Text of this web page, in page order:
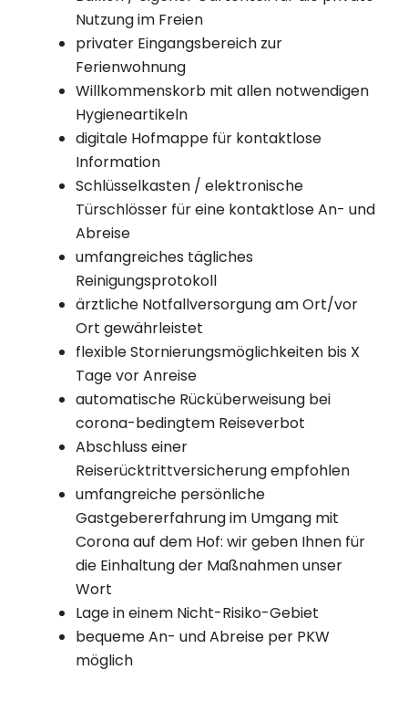
Nutzung im Freien
privater Eingangsbereich zur
Ferienwohnung
Willkommenskorb mit allen notwendigen
Hygieneartikeln
digitale Hofmappe für kontaktlose
Information
Schlüsselkasten / elektronische
Türschlösser für eine kontaktlose An- und
Abreise
umfangreiches tägliches
Reinigungsprotokoll
ärztliche Notfallversorgung am Ort/vor
Ort gewährleistet
flexible Stornierungsmöglichkeiten bis X
Tage vor Anreise
automatische Rücküberweisung bei
corona-bedingtem Reiseverbot
Abschluss einer
Reiserücktrittversicherung empfohlen
umfangreiche persönliche
Gastgebererfahrung im Umgang mit
Corona auf dem Hof: wir geben Ihnen für
die Einhaltung der Maßnahmen unser
Wort
Lage in einem Nicht-Risiko-Gebiet
bequeme An- und Abreise per PKW
möglich